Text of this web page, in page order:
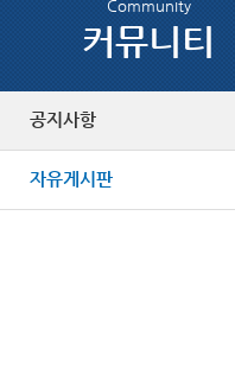
Community
커뮤니티
공지사항
자유게시판